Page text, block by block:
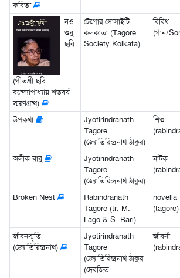
কবিতা
নও
শুধু
ছবি
(গীতশ্রী ছবি
বন্দ্যোপাধ্যায় শতবর্ষ
স্মরণগ্রন্থ)
টেগোর সোসাইটি
কলকাতা (Tagore
Society Kolkata)
বিবিধ
(গান/
উপকথা
Jyotirindranath
Tagore
(জ্যোতিরিন্দ্রনাথ ঠাকুর)
শিশু
অলীক-বাবু
Jyotirindranath
Tagore
(জ্যোতিরিন্দ্রনাথ ঠাকুর)
নাটক
Broken Nest
Rabindranath
Tagore (tr. M.
Lago & S. Bari)
novella
(tagore)
জীবনস্মৃতি
(জ্যোতিরিন্দ্রনাথ)
Jyotirindranath
Tagore
(জ্যোতিরিন্দ্রনাথ ঠাকুর
(দেবজিত্‌
জীবনী